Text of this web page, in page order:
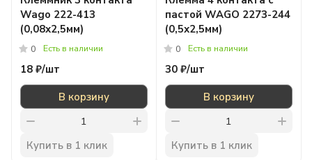
Wago 222-413
(0,08х2,5мм)
0 Есть в наличии
18 ₽/шт
В корзину
Купить в 1 клик
пастой WAGO 2273-244
(0,5х2,5мм)
0 Есть в наличии
30 ₽/шт
В корзину
Купить в 1 клик